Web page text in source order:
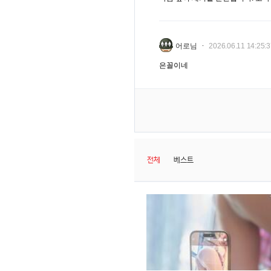
어로님 2026.06.11
은꼴이네
전체 베스트